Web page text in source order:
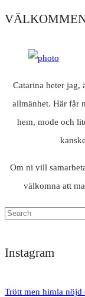
Catarina heter jag,
allmänhet. Här får
hem, mode och
Om ni vill
välkomna att
Instagram
Trött men himla nöjd